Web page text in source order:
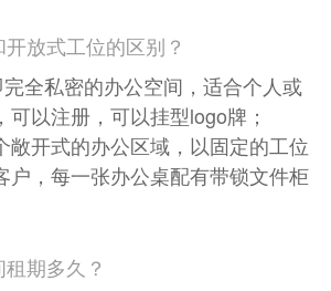
放式工位的区别？
全私密的办公空间，适合个人或
以注册，可以挂型logo牌；
敞开式的办公区域，以固定的工位
户，每一张办公桌配有带锁文件柜
期多久？